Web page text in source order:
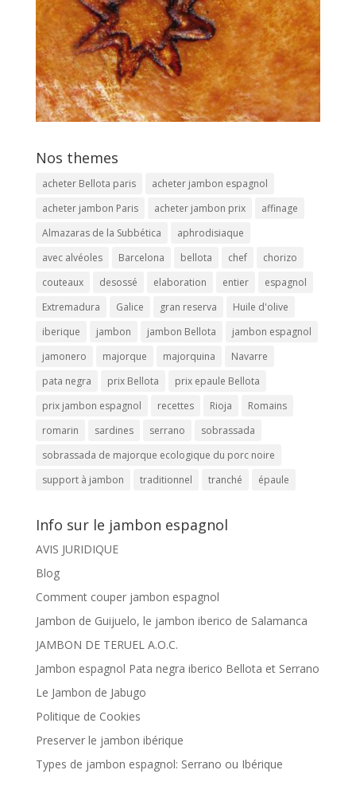
Nos themes
acheter Bellota paris
acheter jambon espagnol
acheter jambon Paris
acheter jambon prix
affinage
Almazaras de la Subbética
aphrodisiaque
avec alvéoles
Barcelona bellota chef
chorizo
couteaux
desossé elaboration entier
espagnol
Extremadura
Galice gran reserva
Huile d'olive
iberique
jambon jambon Bellota
jambon espagnol
jamonero
majorque majorquina
Navarre
pata negra
prix Bellota
prix epaule Bellota
prix jambon espagnol
recettes Rioja
Romains
romarin
sardines serrano
sobrassada
sobrassada de majorque ecologique du porc noire
support à jambon
traditionnel tranché épaule
Info sur le jambon espagnol
AVIS JURIDIQUE
Blog
Comment couper jambon espagnol
Jambon de Guijuelo, le jambon iberico de Salamanca
JAMBON DE TERUEL A.O.C.
Jambon espagnol Pata negra iberico Bellota et Serrano
Le Jambon de Jabugo
Politique de Cookies
Preserver le jambon ibérique
Types de jambon espagnol: Serrano ou Ibérique